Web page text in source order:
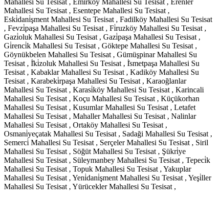
Mahallesi Su Tesisat , Esentepe Mahallesi Su Tesisat ,
Eski̇dani̇şment Mahallesi Su Tesisat , Fadilköy Mahallesi Su Tesisat
, Fevzi̇paşa Mahallesi Su Tesisat , Fi̇ruzköy Mahallesi Su Tesisat ,
Gazi̇oluk Mahallesi Su Tesisat , Gazi̇paşa Mahallesi Su Tesisat ,
Gi̇renci̇k Mahallesi Su Tesisat , Göktepe Mahallesi Su Tesisat ,
Göynükbelen Mahallesi Su Tesisat , Gümüşpinar Mahallesi Su
Tesisat , İ̇ki̇zoluk Mahallesi Su Tesisat , İ̇smetpaşa Mahallesi Su
Tesisat , Kabaklar Mahallesi Su Tesisat , Kadiköy Mahallesi Su
Tesisat , Karabeki̇rpaşa Mahallesi Su Tesisat , Karaoğlanlar
Mahallesi Su Tesisat , Karasi̇köy Mahallesi Su Tesisat , Karincali
Mahallesi Su Tesisat , Koçu Mahallesi Su Tesisat , Küçükorhan
Mahallesi Su Tesisat , Kusumlar Mahallesi Su Tesisat , Letafet
Mahallesi Su Tesisat , Mahaller Mahallesi Su Tesisat , Nalinlar
Mahallesi Su Tesisat , Ortaköy Mahallesi Su Tesisat ,
Osmani̇yeçatak Mahallesi Su Tesisat , Sadaği Mahallesi Su Tesisat ,
Semerci̇ Mahallesi Su Tesisat , Serçeler Mahallesi Su Tesisat , Siril
Mahallesi Su Tesisat , Söğüt Mahallesi Su Tesisat , Şükri̇ye
Mahallesi Su Tesisat , Süleymanbey Mahallesi Su Tesisat , Tepeci̇k
Mahallesi Su Tesisat , Topuk Mahallesi Su Tesisat , Yakuplar
Mahallesi Su Tesisat , Yeni̇dani̇şment Mahallesi Su Tesisat , Yeşi̇ller
Mahallesi Su Tesisat , Yürücekler Mahallesi Su Tesisat ,